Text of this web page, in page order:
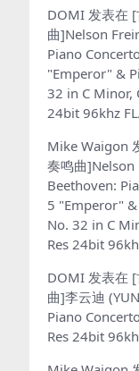
DOMI 发表在
曲]Nelson
Piano
"Emperor" &
32 in C Minor,
24bit 96khz
Mike Waigon
奏鸣曲]Nelson
Beethoven:
5 "Emperor"
No. 32 in C
Res 24bit
DOMI 发表在
曲]李云迪
Piano
Res 24bit